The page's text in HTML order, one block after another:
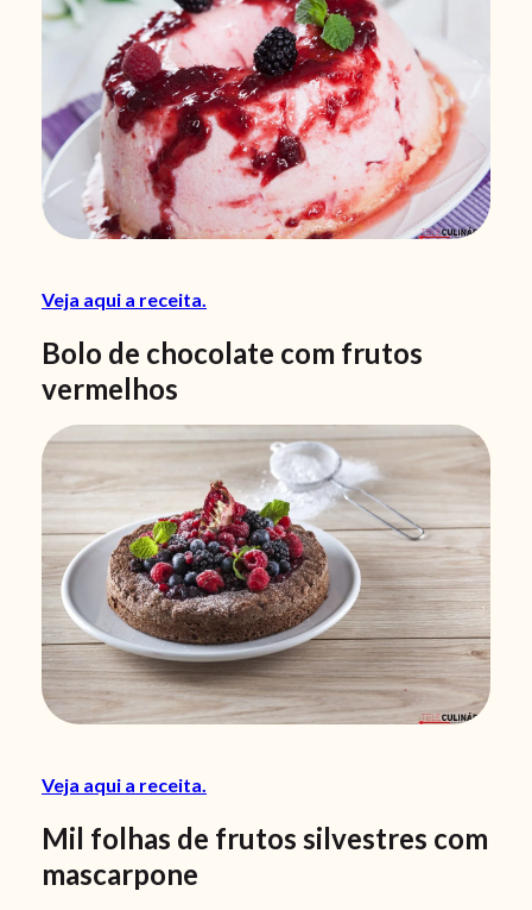
Veja aqui a receita.
Bolo de chocolate com frutos
vermelhos
Veja aqui a receita.
Mil folhas de frutos silvestres com
mascarpone